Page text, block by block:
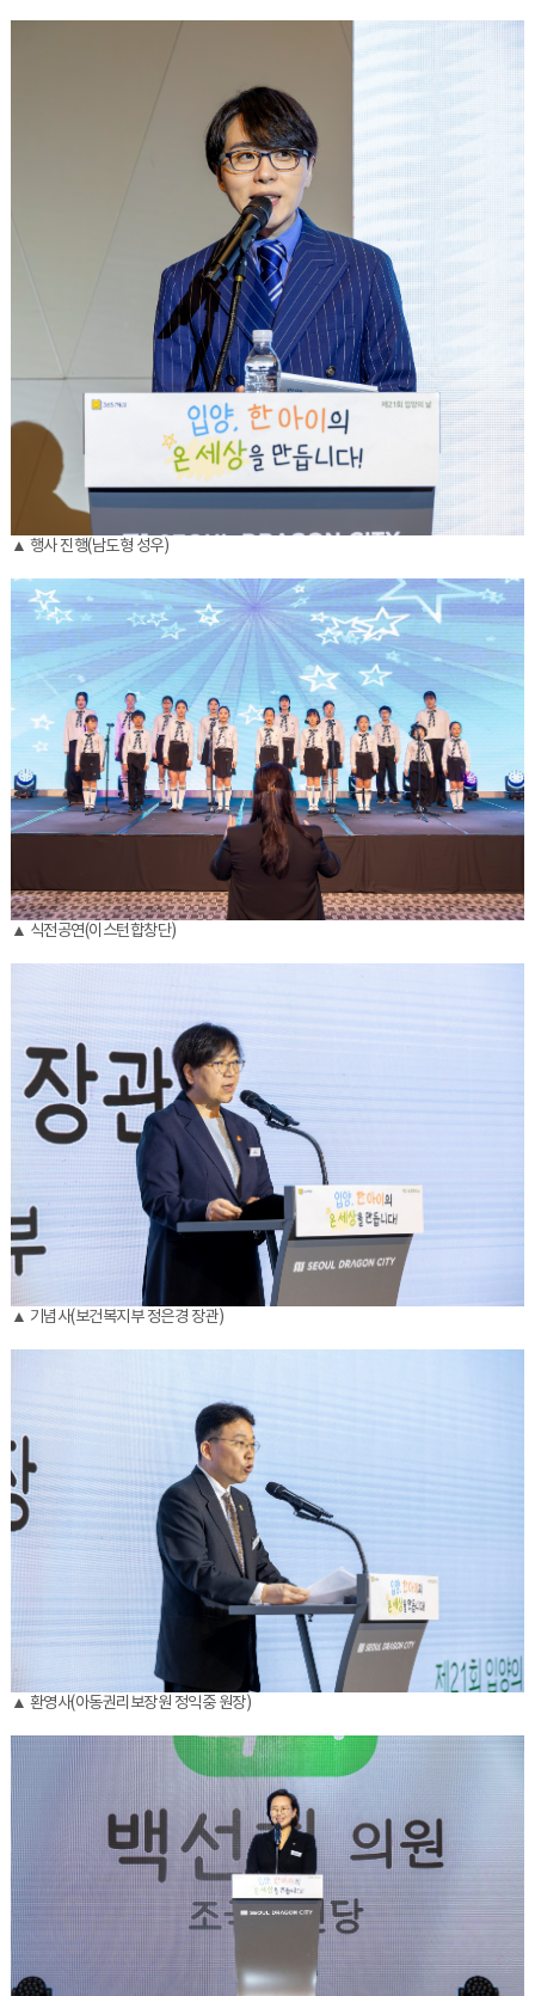
▲ 행사 진행(남도형 성우)
▲ 식전공연(이스턴합창단)
▲ 기념사(보건복지부 정은경 장관)
▲ 환영사(아동권리보장원 정익중 원장)